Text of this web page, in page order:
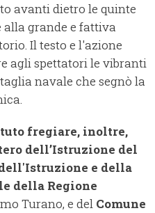
avanti dietro le quinte
alla grande e fattiva
Il testo e l'azione
agli spettatori le vibranti
navale che segnò la
fregiare, inoltre,
dell’Istruzione del
e della
della Regione
Turano, e del Comune